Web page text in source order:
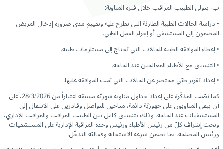
ب‌- يتولى الطبيب المراقب خلال فترة المناوبة:
• دراسة الحالات الطبية الطارئة التي تطرح عليه وتقييم مدى ضرورة إدخال المريض
المضمون إلى المستشفى أو إجراء العمل الطبي.
• إعطاء الموافقة الطبية للحالات التي تحتاج إلى مستلزمات طبية.
• التنسيق مع الأطباء المعالجين عند الحاجة.
• إعداد تقرير طبّي مختصر عن الحالات التي تمت الموافقة عليها.
كما نصّت المذكّرة على إعداد جداول مناوبة شهريّة مسبقة اعتباراً من 28/3/2026، على
أن يبقى المناوبون على جهوزيّة دائمة، متاحين للتواصل وقادرين على الانتقال إلى
المستشفيات عند الحاجة، وذلك بتنسيق كامل بين الطبيب المراقب والمراقب الإداري،
وتحت إشراف كلّ من رئيس الأطباء ورئيس وحدة المراقبة الإدارية على المستشفيات
ورئيس المصلحة، بما يضمن سرعة الاستجابة وفعاليّة التدخّل.